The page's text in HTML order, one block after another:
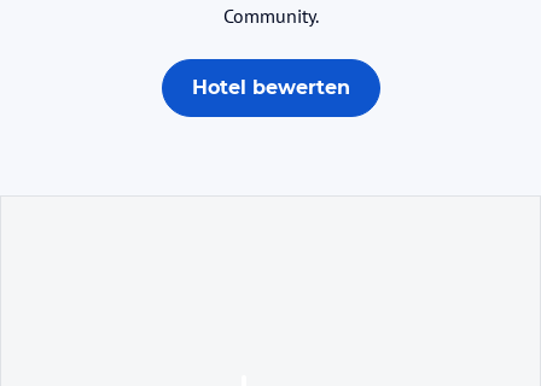
Community.
Hotel bewerten